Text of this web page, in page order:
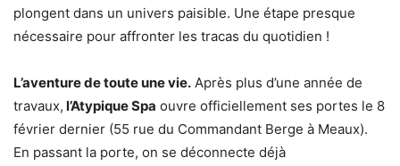
plongent dans un univers paisible. Une étape presque
nécessaire pour affronter les tracas du quotidien !
L’aventure de toute une vie. Après plus d’une année de
travaux, l’Atypique Spa ouvre officiellement ses portes le 8
février dernier (55 rue du Commandant Berge à Meaux).
En passant la porte, on se déconnecte déjà